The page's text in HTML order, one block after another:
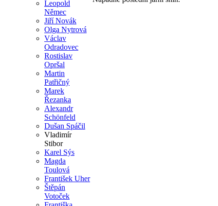
Leopold
Němec
Jiří Novák
Olga Nytrová
Václav
Odradovec
Rostislav
Opršal
Martin
Patřičný
Marek
Řezanka
Alexandr
Schönfeld
Dušan Spáčil
Vladimír
Stibor
Karel Sýs
Magda
Toulová
František Uher
Štěpán
Votoček